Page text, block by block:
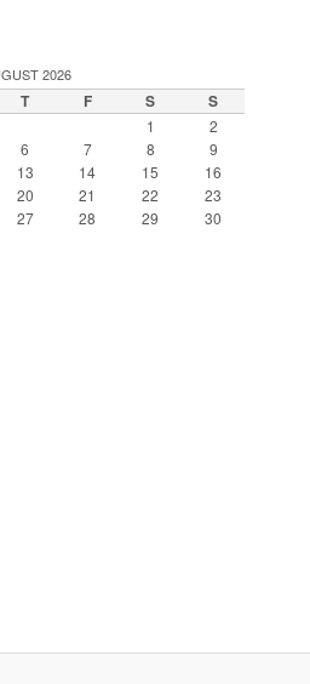
2026
T F S S
1
2
6 7 8
9
13 14 15
16
20 21 22
23
27 28 29
30